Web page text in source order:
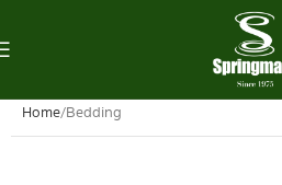
Home Bedding